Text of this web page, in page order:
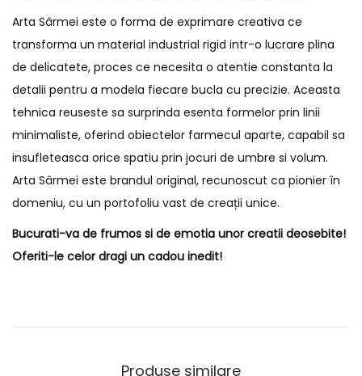
Arta Sârmei este o forma de exprimare creativa ce
transforma un material industrial rigid intr-o lucrare plina
de delicatete, proces ce necesita o atentie constanta la
detalii pentru a modela fiecare bucla cu precizie. Aceasta
tehnica reuseste sa surprinda esenta formelor prin linii
minimaliste, oferind obiectelor farmecul aparte, capabil sa
insufleteasca orice spatiu prin jocuri de umbre si volum.
Arta Sârmei este brandul original, recunoscut ca pionier în
domeniu, cu un portofoliu vast de creații unice.
Bucurati-va de frumos si de emotia unor creatii deosebite!
Oferiti-le celor dragi un cadou inedit!
Produse similare